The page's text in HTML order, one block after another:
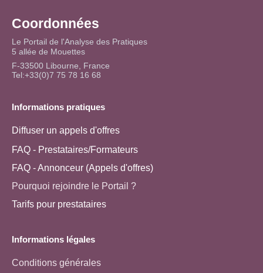
Coordonnées
Le Portail de l'Analyse des Pratiques
5 allée de Mouettes
F-33500 Libourne, France
Tel:+33(0)7 75 78 16 68
Informations pratiques
Diffuser un appels d'offres
FAQ - Prestataires/Formateurs
FAQ - Annonceur (Appels d'offres)
Pourquoi rejoindre le Portail ?
Tarifs pour prestataires
Informations légales
Conditions générales